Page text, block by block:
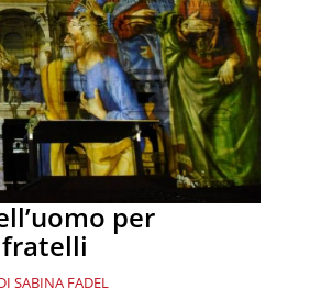
per
SABINA FADEL